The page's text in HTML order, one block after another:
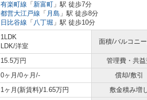
有楽町線 「 新富町 」駅 徒歩7分
都営大江戸線 「 月島 」駅 徒歩8分
日比谷線 「 八丁堀 」駅 徒歩10分
1LDK
LDK/洋室
面積/バルコニ
15.5万円 管理費・共益
0ヶ月/0ヶ月/- 償却/敷引
1ヶ月(新賃料)/1.65万円 敷金積み増